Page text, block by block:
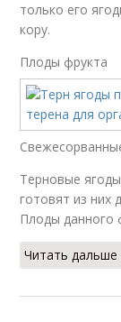
только его
кору.
Плоды фрукта
Терновые
готовят из них
Плоды данного
Читать